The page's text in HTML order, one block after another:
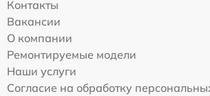
Контакты
Вакансии
О компании
Ремонтируемые модели
Наши услуги
Согласие на обработку